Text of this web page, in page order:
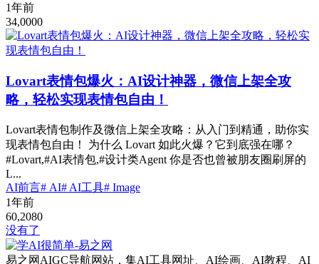
1年前
34,0000
Lovart表情包爆火：AI设计神器，微信上架全攻
略，轻松实现表情包自由！
Lovart表情包制作及微信上架全攻略：从入门到精通，助你实
现表情包自由！ 为什么 Lovart 如此火爆？它到底强在哪？
#Lovart,#AI表情包,#设计类Agent 你是否也曾被朋友圈刷屏的
L...
AI前言# AI# AI工具# Image
1年前
60,2080
没有了
易之网AIGC导航网站，集AI工具网址、AI绘画、AI教程、AI